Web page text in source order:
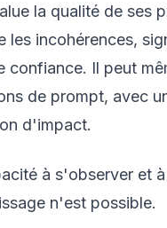
la qualité de ses
les incohérences,
confiance. Il peut
de prompt, avec
d'impact.
à s'observer et
n'est possible.